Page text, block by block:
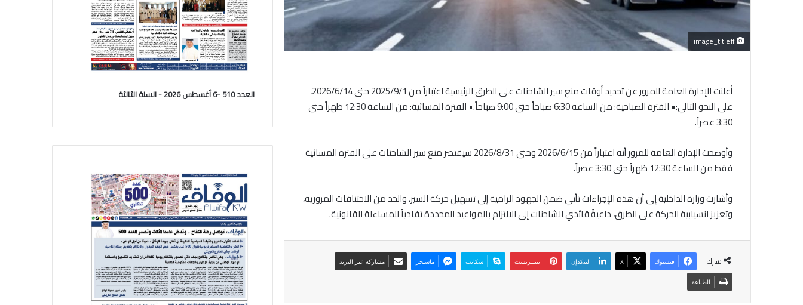
#image_title
أعلنت الإدارة العامة للمرور عن تحديد أوقات منع سير الشاحنات على الطرق الرئيسية اعتباراً من 2025/9/1 حتى 2026/6/14،
على النحو التالي:• الفترة الصباحية: من الساعة 6:30 صباحاً حتى 9:00 صباحاً.• الفترة المسائية: من الساعة 12:30 ظهراً حتى
3:30 عصراً.
وأوضحت الإدارة العامة للمرور أنه اعتباراً من 2026/6/15 وحتى 2026/8/31 سيقتصر منع سير الشاحنات على الفترة المسائية
فقط من الساعة 12:30 ظهراً حتى 3:30 عصراً.
وأشارت وزارة الداخلية إلى أن هذه الإجراءات تأتي ضمن الجهود الرامية إلى تسهيل حركة السير، والحد من الاختناقات المرورية،
وتعزيز انسيابية الحركة على الطرق، داعيةً قائدي الشاحنات إلى الالتزام بالمواعيد المحددة تفادياً للمساءلة القانونية.
شارك فيسبوك ‫X لينكدإن بينتيريست سكايب ماسنجر مشاركة عبر البريد
الطباعة
العدد 510 -6 أغسطس 2026 - السنة الثالثة